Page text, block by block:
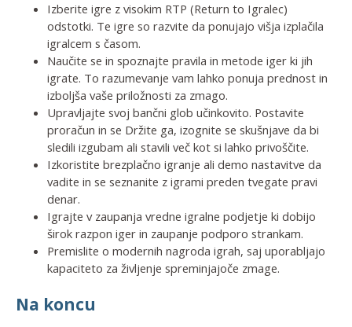
Izberite igre z visokim RTP (Return to Igralec)
odstotki. Te igre so razvite da ponujajo višja izplačila
igralcem s časom.
Naučite se in spoznajte pravila in metode iger ki jih
igrate. To razumevanje vam lahko ponuja prednost in
izboljša vaše priložnosti za zmago.
Upravljajte svoj bančni glob učinkovito. Postavite
proračun in se Držite ga, izognite se skušnjave da bi
sledili izgubam ali stavili več kot si lahko privoščite.
Izkoristite brezplačno igranje ali demo nastavitve da
vadite in se seznanite z igrami preden tvegate pravi
denar.
Igrajte v zaupanja vredne igralne podjetje ki dobijo
širok razpon iger in zaupanje podporo strankam.
Premislite o modernih nagroda igrah, saj uporabljajo
kapaciteto za življenje spreminjajoče zmage.
Na koncu